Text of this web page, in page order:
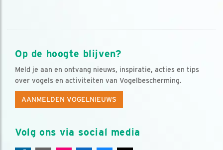
Op de hoogte blijven?
Meld je aan en ontvang nieuws, inspiratie, acties en tips
over vogels en activiteiten van Vogelbescherming.
AANMELDEN VOGELNIEUWS
Volg ons via social media